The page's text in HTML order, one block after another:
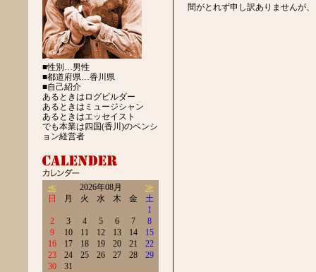
■性別…男性
■都道府県…香川県
■自己紹介
あるときはログビルダー
あるときはミュージシャン
あるときはエッセイスト
でも本業は四国(香川)のペンシ
ョン経営者
≪ 2026年08月
≫
日
月 火 水 木 金
土
1
2
3 4 5 6 7
8
9
10 11 12 13 14
15
16
17 18 19 20 21
22
23
24 25 26 27 28
29
30
31
間がとれず申し訳ありませんが